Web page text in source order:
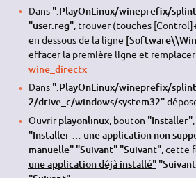
Dans ".PlayOnLinux/wineprefix/
"user.reg", trouver (touches
en dessous de la ligne
effacer la première ligne et remplacer
wine_directx
Dans ".PlayOnLinux/wineprefix/
2/drive_c/windows/system32"
Ouvrirplayonlinux, bouton "Installer"
"Installer … une application non
manuelle" "Suivant" "Suivant", cette
une application déjà installé"